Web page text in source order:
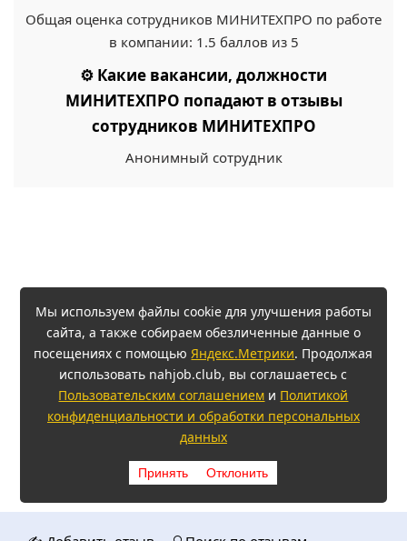
Общая оценка сотрудников МИНИТЕХПРО по работе
в компании: 1.5 баллов из 5
⚙️ Какие вакансии, должности
МИНИТЕХПРО попадают в отзывы
сотрудников МИНИТЕХПРО
Анонимный сотрудник
Мы используем файлы cookie для улучшения работы
сайта, а также собираем обезличенные данные о
посещениях с помощьюЯндекс.Метрики. Продолжая
использовать nahjob.club, вы соглашаетесь с
Пользовательским соглашением и Политикой
конфиденциальности и обработки персональных
данных
Принять Отклонить